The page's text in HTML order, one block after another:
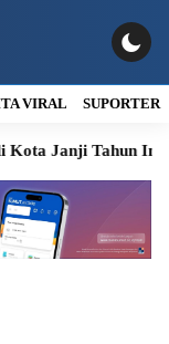
VIRAL SUPORTER
Tahun Ini